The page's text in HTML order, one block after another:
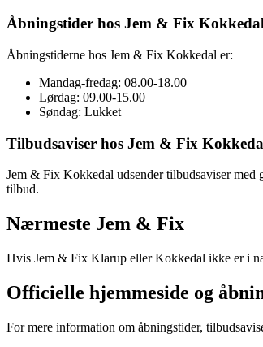
Åbningstider hos Jem & Fix
Åbningstiderne hos Jem & Fix Kokkedal er:
Mandag-fredag: 08.00-18.00
Lørdag: 09.00-15.00
Søndag: Lukket
Tilbudsaviser hos Jem & Fix
Jem & Fix Kokkedal udsender tilbudsaviser med
tilbud.
Nærmeste Jem & Fix
Hvis Jem & Fix Klarup eller Kokkedal ikke er i
Officielle hjemmeside og
For mere information om åbningstider,